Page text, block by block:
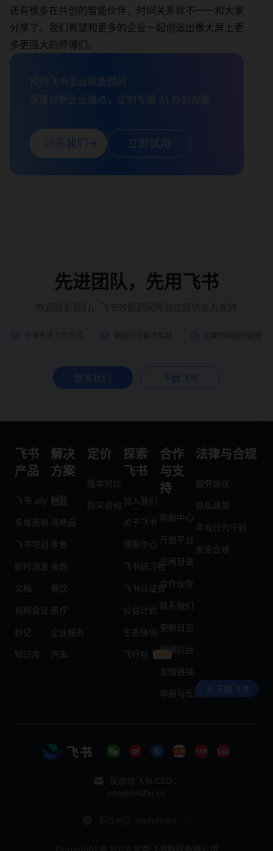
还有很多在共创的智能伙伴，时间关系就不一一和大家
分享了。我们希望和更多的企业一起创造出像大屏上更
多更强大的师傅们。
预约飞书企业效能顾问
深度诊断企业痛点，定制专属 AI 办公方案
联系我们 立即试用
先进团队，先用飞书
联系我们 下载飞书
飞书
产品
飞书 aily
多维表格
飞书项目
即时消息
文档
视频会议
妙记
知识库
解决
方案
制造
消费品
零售
金融
餐饮
医疗
企业服务
汽车
定价
版本对比
购买咨询
探索
飞书
加入我们
关于飞书
博客中心
飞书研习社
飞书认证官
公益计划
生态快讯
飞行社
合作
与支
持
帮助中心
开放平台
应用目录
合作伙伴
联系我们
更新日志
管理后台
友情链接
举报与反馈
法律与合规
服务协议
隐私政策
平台行为守则
安全合规
下载飞书
反馈给飞书 CEO：
ceo@feishu.cn